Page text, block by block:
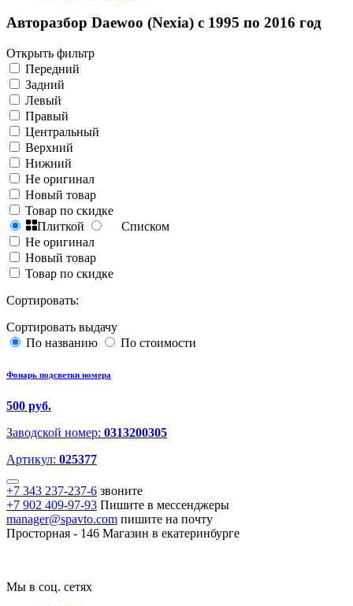
Авторазбор Daewoo (Nexia) с 1995 по 2016 год
Открыть фильтр
Передний
Задний
Левый
Правый
Центральный
Верхний
Нижний
Не оригинал
Новый товар
Товар по скидке
Плиткой
Списком
Не оригинал
Новый товар
Товар по скидке
Сортировать:
Сортировать выдачу
По названию
По стоимости
Фонарь подсветки номера
500 руб.
Заводской номер: 0313200305
Артикул: 025377
+7 343 237-237-6 звоните
+7 902 409-97-93 Пишите в мессенджеры
manager@spavto.com пишите на почту
Просторная - 146 Магазин в екатеринбурге
Мы в соц. сетях